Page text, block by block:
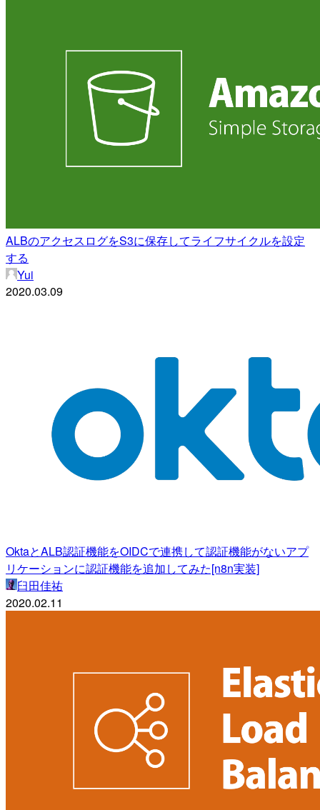
ALBのアクセスログをS3に保存してライフサイクルを設定
する
Yui
2020.03.09
OktaとALB認証機能をOIDCで連携して認証機能がないアプ
リケーションに認証機能を追加してみた[n8n実装]
臼田佳祐
2020.02.11